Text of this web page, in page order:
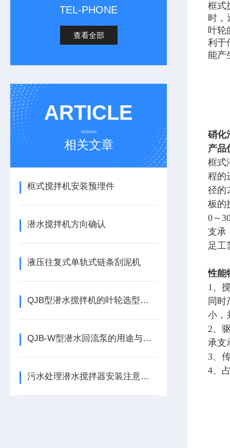
TEL-PHONE
查看全部
ARTICLE
相关文章
框式搅拌机安装预埋件
潜水搅拌机方向确认
液压往复式单轨式链条刮泥机
QJB型潜水搅拌机的叶轮选型攻略
QJB-W型潜水回流泵的用途与特点有哪些
污水处理潜水搅拌器安装注意事项
框式
时，
叶轮
利于
能产
硝化
产品
框式
程的
径的
板的
0～
支承
足工
性能
1、
同
小，
2、
承支
3、
4、